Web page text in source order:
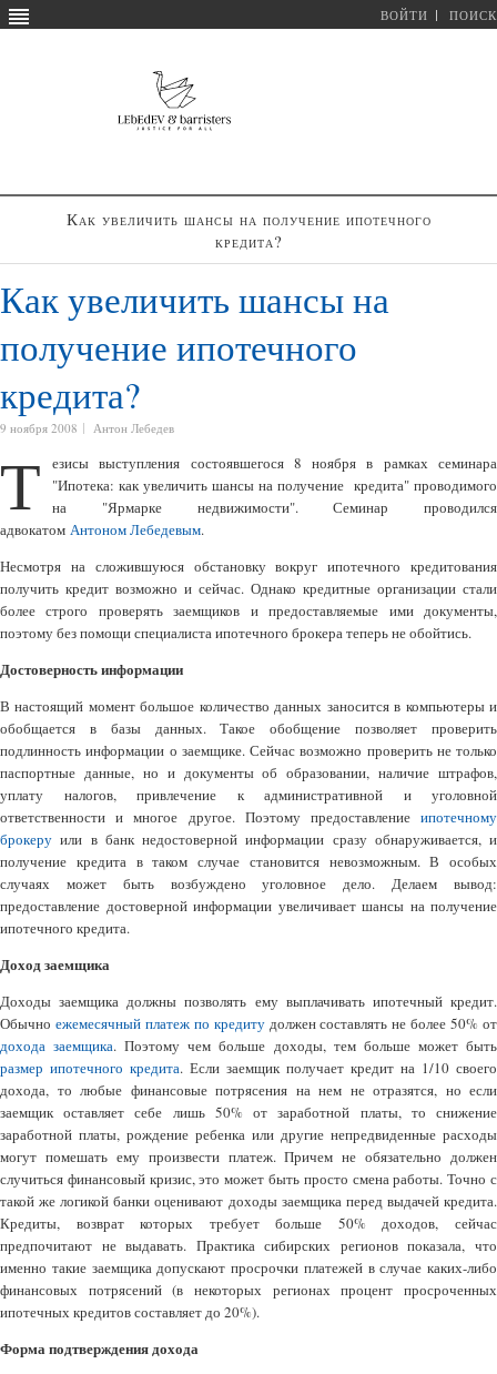
ВОЙТИ ПОИСК
Как увеличить шансы на получение ипотечного
кредита?
Как увеличить шансы на
получение ипотечного
кредита?
9 ноября 2008 Антон Лебедев
Т
езисы выступления состоявшегося 8 ноября в рамках семинара
"Ипотека: как увеличить шансы на получение кредита" проводимого
на "Ярмарке недвижимости". Семинар проводился
адвокатом Антоном Лебедевым.
Несмотря на сложившуюся обстановку вокруг ипотечного кредитования
получить кредит возможно и сейчас. Однако кредитные организации стали
более строго проверять заемщиков и предоставляемые ими документы,
поэтому без помощи специалиста ипотечного брокера теперь не обойтись.
Достоверность информации
В настоящий момент большое количество данных заносится в компьютеры и
обобщается в базы данных. Такое обобщение позволяет проверить
подлинность информации о заемщике. Сейчас возможно проверить не только
паспортные данные, но и документы об образовании, наличие штрафов,
уплату налогов, привлечение к административной и уголовной
ответственности и многое другое. Поэтому предоставление ипотечному
брокеру или в банк недостоверной информации сразу обнаруживается, и
получение кредита в таком случае становится невозможным. В особых
случаях может быть возбуждено уголовное дело. Делаем вывод:
предоставление достоверной информации увеличивает шансы на получение
ипотечного кредита.
Доход заемщика
Доходы заемщика должны позволять ему выплачивать ипотечный кредит.
Обычно ежемесячный платеж по кредитудолжен составлять не более 50% от
дохода заемщика. Поэтому чем больше доходы, тем больше может быть
размер ипотечного кредита. Если заемщик получает кредит на 1/10 своего
дохода, то любые финансовые потрясения на нем не отразятся, но если
заемщик оставляет себе лишь 50% от заработной платы, то снижение
заработной платы, рождение ребенка или другие непредвиденные расходы
могут помешать ему произвести платеж. Причем не обязательно должен
случиться финансовый кризис, это может быть просто смена работы. Точно с
такой же логикой банки оценивают доходы заемщика перед выдачей кредита.
Кредиты, возврат которых требует больше 50% доходов, сейчас
предпочитают не выдавать. Практика сибирских регионов показала, что
именно такие заемщика допускают просрочки платежей в случае каких-либо
финансовых потрясений (в некоторых регионах процент просроченных
ипотечных кредитов составляет до 20%).
Форма подтверждения дохода